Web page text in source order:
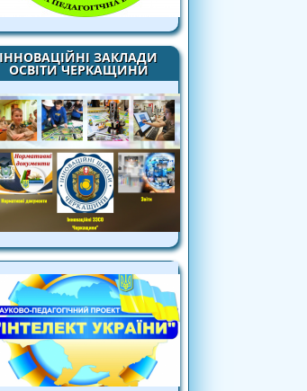
ІННОВАЦІЙНІ ЗАКЛАДИ
ОСВІТИ ЧЕРКАЩИНИ